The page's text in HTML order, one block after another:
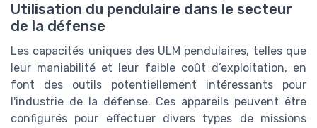
Utilisation du pendulaire dans le secteur
de la défense
Les capacités uniques des ULM pendulaires, telles que
leur maniabilité et leur faible coût d’exploitation, en
font des outils potentiellement intéressants pour
l'industrie de la défense. Ces appareils peuvent être
configurés pour effectuer divers types de missions